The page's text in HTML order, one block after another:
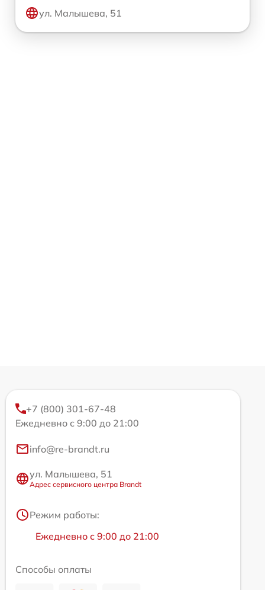
ул. Малышева, 51
+7 (800) 301-67-48
Ежедневно с 9:00 до 21:00
info@re-brandt.ru
ул. Малышева, 51
Адрес сервисного центра Brandt
Режим работы:
Ежедневно с 9:00 до 21:00
Способы оплаты